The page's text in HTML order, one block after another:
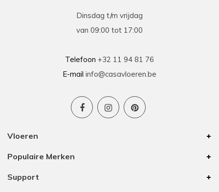
Dinsdag t/m vrijdag
van 09:00 tot 17:00
Telefoon +32 11 94 81 76
E-mail info@casavloeren.be
Vloeren
Populaire Merken
Support